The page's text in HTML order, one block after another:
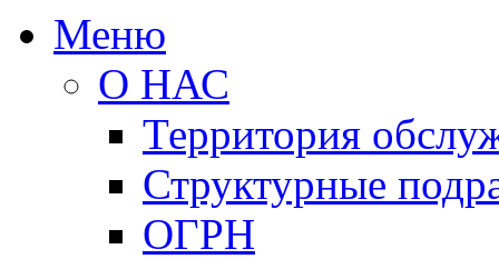
Меню
О НАС
Территория
Структурные
ОГРН